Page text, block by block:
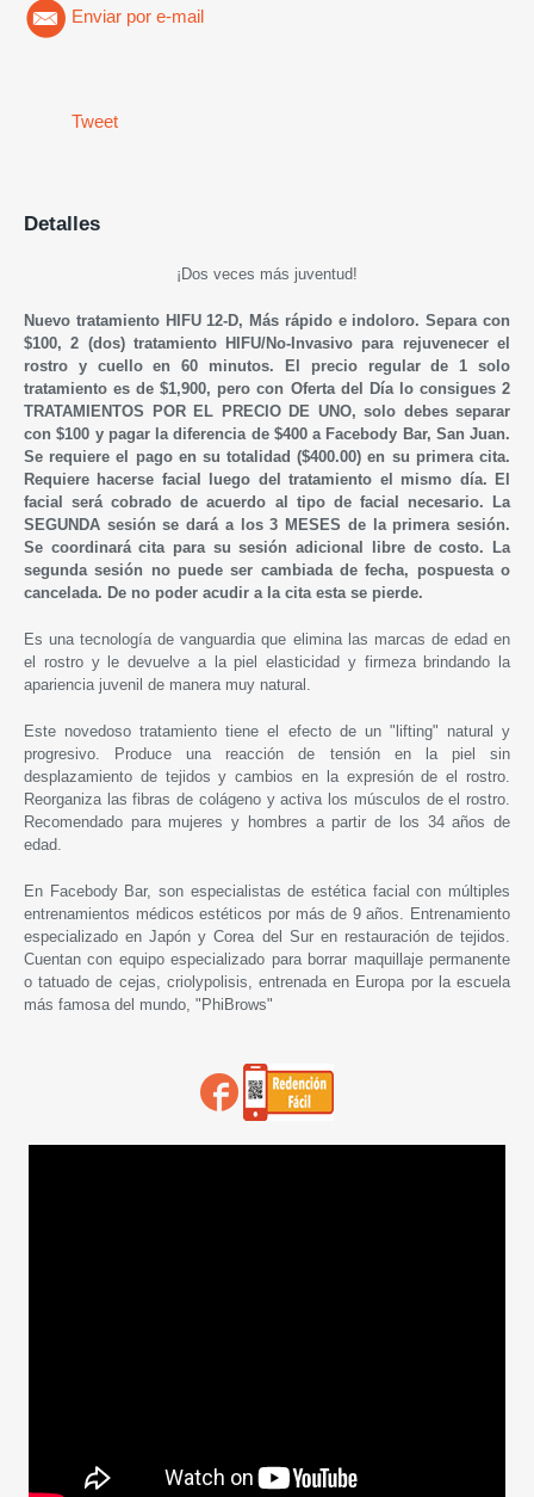
Enviar por e-mail
Tweet
Detalles
¡Dos veces más juventud!
Nuevo tratamiento HIFU 12-D, Más rápido e indoloro. Separa con
$100, 2 (dos) tratamiento HIFU/No-Invasivo para rejuvenecer el
rostro y cuello en 60 minutos. El precio regular de 1 solo
tratamiento es de $1,900, pero con Oferta del Día lo consigues 2
TRATAMIENTOS POR EL PRECIO DE UNO, solo debes separar
con $100 y pagar la diferencia de $400 a Facebody Bar, San Juan.
Se requiere el pago en su totalidad ($400.00) en su primera cita.
Requiere hacerse facial luego del tratamiento el mismo día. El
facial será cobrado de acuerdo al tipo de facial necesario. La
SEGUNDA sesión se dará a los 3 MESES de la primera sesión.
Se coordinará cita para su sesión adicional libre de costo. La
segunda sesión no puede ser cambiada de fecha, pospuesta o
cancelada. De no poder acudir a la cita esta se pierde.
Es una tecnología de vanguardia que elimina las marcas de edad en
el rostro y le devuelve a la piel elasticidad y firmeza brindando la
apariencia juvenil de manera muy natural.
Este novedoso tratamiento tiene el efecto de un "lifting" natural y
progresivo. Produce una reacción de tensión en la piel sin
desplazamiento de tejidos y cambios en la expresión de el rostro.
Reorganiza las fibras de colágeno y activa los músculos de el rostro.
Recomendado para mujeres y hombres a partir de los 34 años de
edad.
En Facebody Bar, son especialistas de estética facial con múltiples
entrenamientos médicos estéticos por más de 9 años. Entrenamiento
especializado en Japón y Corea del Sur en restauración de tejidos.
Cuentan con equipo especializado para borrar maquillaje permanente
o tatuado de cejas, criolypolisis, entrenada en Europa por la escuela
más famosa del mundo, "PhiBrows"